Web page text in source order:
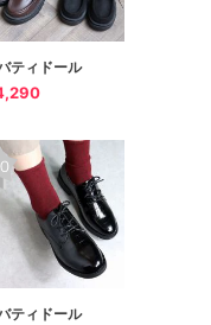
ティドール
ティドール